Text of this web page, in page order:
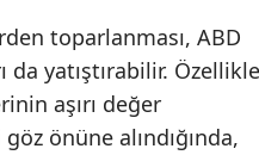
toparlanması, ABD
yatıştırabilir. Özellikle
aşırı değer
önüne alındığında,